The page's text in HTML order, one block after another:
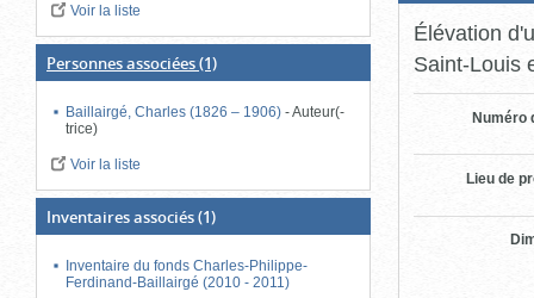
Voir la liste
Personnes associées(1)
Baillairgé, Charles (1826 – 1906)-Auteur(-
trice)
Voir la liste
Inventaires associés(1)
Inventaire du fonds Charles-Philippe-
Ferdinand-Baillairgé (2010 - 2011)
Élévation
Saint-Louis
Numéro
Lieu de